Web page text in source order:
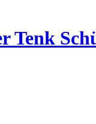
Tenk